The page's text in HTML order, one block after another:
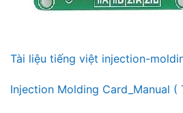
Tài liệu tiếng việt injection-
Injection Molding Card_Manual (